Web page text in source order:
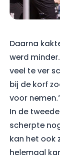
Daarna
werd
veel te ver
bij de korf
voor
In de
scherpte
kan het ook
helemaal